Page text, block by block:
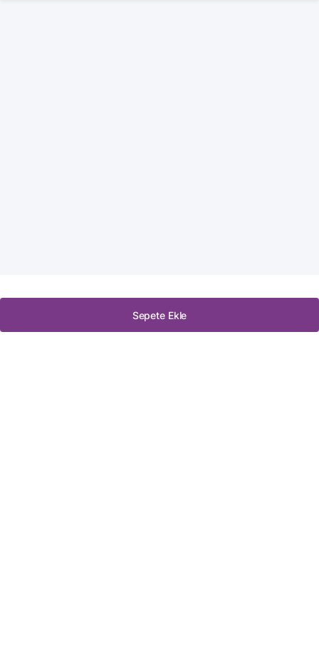
Sepete Ekle